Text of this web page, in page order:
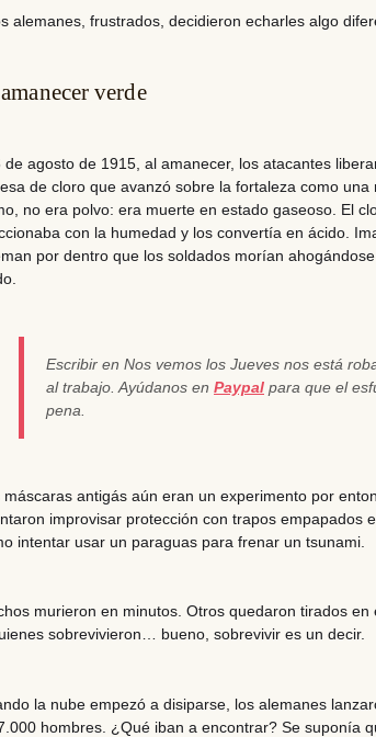
alemanes, frustrados, decidieron echarles algo
verde
de agosto de 1915, al amanecer, los atacantes
de cloro que avanzó sobre la fortaleza como
no era polvo: era muerte en estado gaseoso. El
con la humedad y los convertía en ácido.
por dentro que los soldados morían
Escribir en Nos vemos los Jueves nos está
al trabajo. Ayúdanos en Paypal para que el
pena.
máscaras antigás aún eran un experimento por
improvisar protección con trapos empapados
intentar usar un paraguas para frenar un tsunami.
murieron en minutos. Otros quedaron tirados en
sobrevivieron… bueno, sobrevivir es un decir.
la nube empezó a disiparse, los alemanes
hombres. ¿Qué iban a encontrar? Se suponía